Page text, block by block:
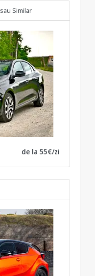
sau Similar
de la 55€/zi